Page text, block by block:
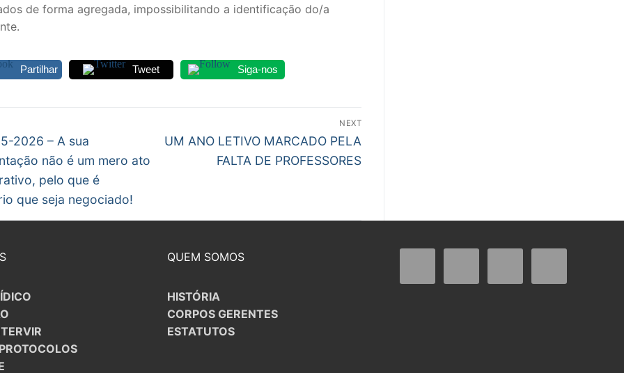
de forma agregada, impossibilitando a identificação do/a
Partilhar Tweet Siga-nos
2026 – A sua
não é um mero ato
pelo que é
que seja negociado!
NEXT
Next
UM ANO LETIVO MARCADO PELA
FALTA DE PROFESSORES
QUEM SOMOS
HISTÓRIA
CORPOS GERENTES
ESTATUTOS